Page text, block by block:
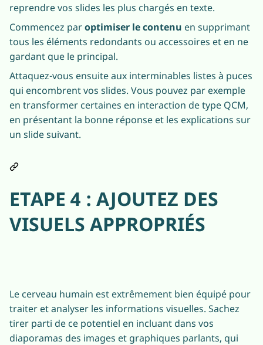
reprendre vos slides les plus chargés en texte.
Commencez paroptimiser le contenu en supprimant
tous les éléments redondants ou accessoires et en ne
gardant que le principal.
Attaquez-vous ensuite aux interminables listes à puces
qui encombrent vos slides. Vous pouvez par exemple
en transformer certaines en interaction de type QCM,
en présentant la bonne réponse et les explications sur
un slide suivant.
ETAPE 4 : AJOUTEZ DES
VISUELS APPROPRIÉS
Le cerveau humain est extrêmement bien équipé pour
traiter et analyser les informations visuelles. Sachez
tirer parti de ce potentiel en incluant dans vos
diaporamas des images et graphiques parlants, qui